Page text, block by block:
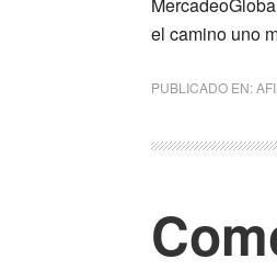
el camino uno
PUBLICADO EN: